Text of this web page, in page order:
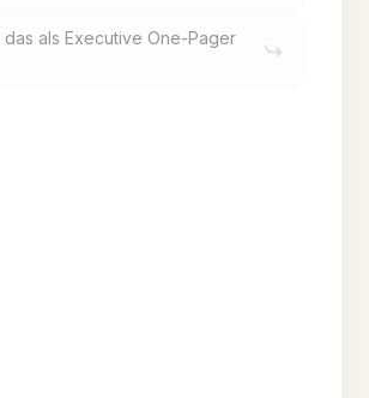
das als Executive One-Pager